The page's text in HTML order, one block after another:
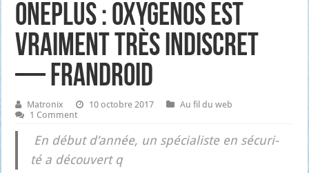
OnePlus : OxygenOS est
vraiment très indiscret
— FrAndroid
Matronix 10 octobre 2017
Au fil du web
1 Comment
En début d’an­née, un spé­cia­liste en sécu­ri­
té a décou­vert q